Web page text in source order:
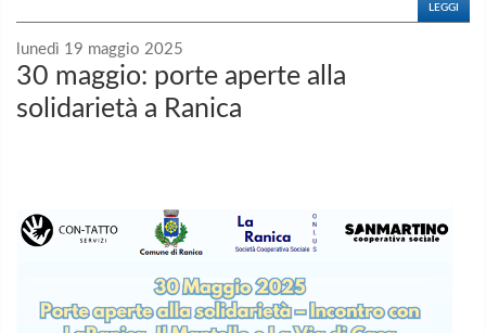
LEGGI
lunedì 19 maggio 2025
30 maggio: porte aperte alla
solidarietà a Ranica